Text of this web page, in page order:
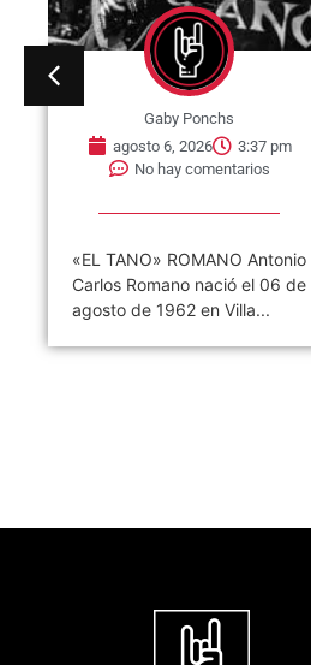
Gaby Ponchs
agosto 6, 2026
3:37 pm
No hay comentarios
«EL TANO» ROMANO Antonio
Carlos Romano nació el 06 de
agosto de 1962 en Villa...